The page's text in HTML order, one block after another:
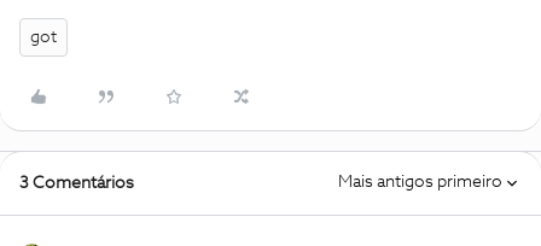
got
3 Comentários Mais antigos primeiro